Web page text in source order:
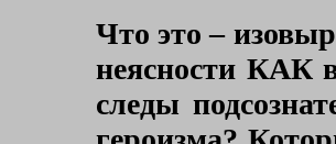
Что это –
неясности КАК
следы